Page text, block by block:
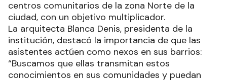
centros comunitarios de la zona Norte de la
ciudad, con un objetivo multiplicador.
La arquitecta Blanca Denis, presidenta de la
institución, destacó la importancia de que las
asistentes actúen como nexos en sus barrios:
“Buscamos que ellas transmitan estos
conocimientos en sus comunidades y puedan